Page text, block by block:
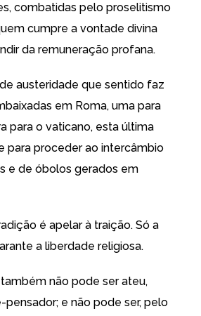
combatidas pelo proselitismo
cumpre a vontade divina
da remuneração profana.
austeridade que sentido faz
em Roma, uma para
para o vaticano, esta última
para proceder ao intercâmbio
e de óbolos gerados em
é apelar à traição. Só a
a liberdade religiosa.
não pode ser ateu,
pensador; e não pode ser, pelo